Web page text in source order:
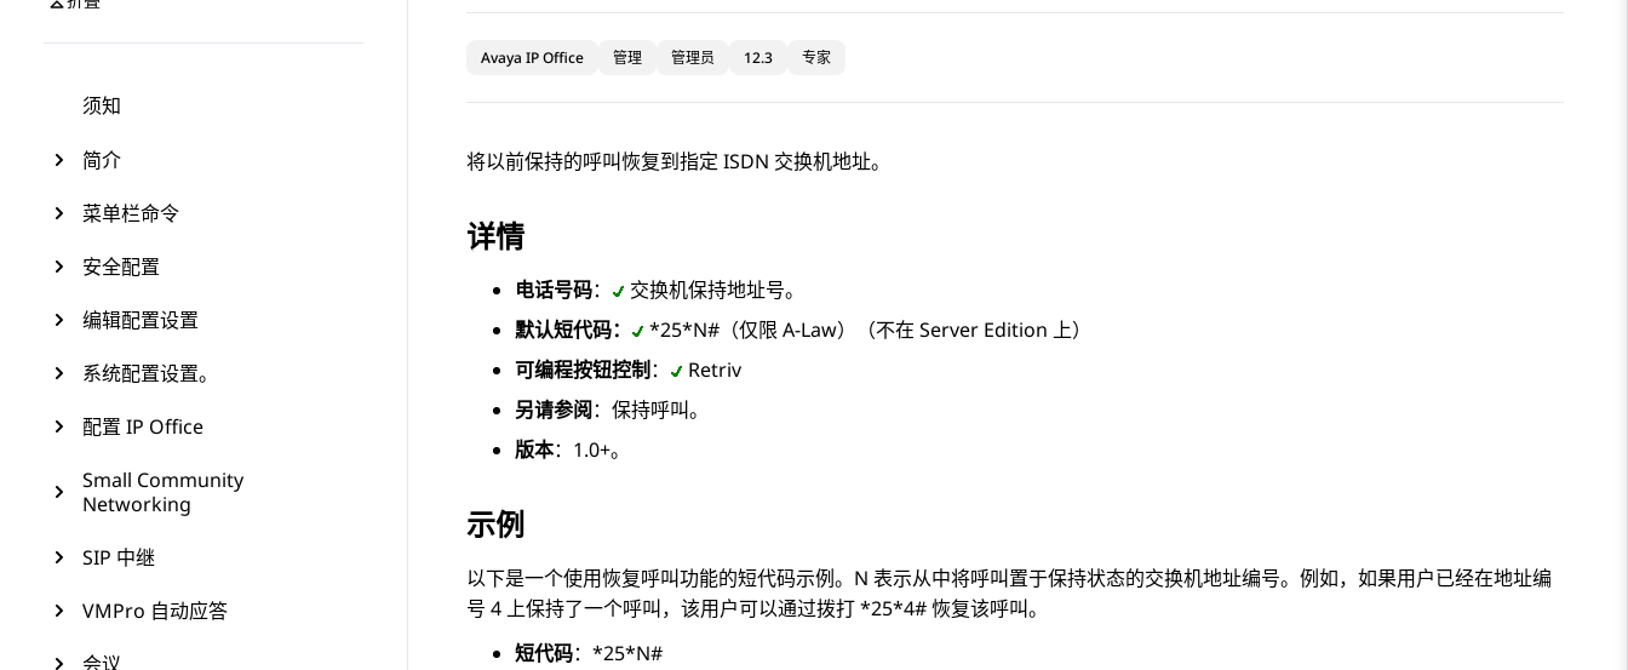
须知
简介
菜单栏命令
安全配置
编辑配置设置
系统配置设置。
配置 IP Office
Small Community
Networking
SIP 中继
VMPro 自动应答
会议
Avaya IP Office 管理 管理员 12.3 专家
将以前保持的呼叫恢复到指定 ISDN 交换机地址。
详情
电话号码：
交换机保持地址号。
默认短代码：
*25*N#（仅限 A-Law）（不在 Server Edition 上）
可编程按钮控制 ：
Retriv
另请参阅：保持呼叫。
版本：1.0+。
示例
以下是一个使用恢复呼叫功能的短代码示例。N 表示从中将呼叫置于保持状态的交换机地址编号。例如，如果用户已经在地址编
号 4 上保持了一个呼叫，该用户可以通过拨打 *25*4# 恢复该呼叫。
短代码：*25*N#